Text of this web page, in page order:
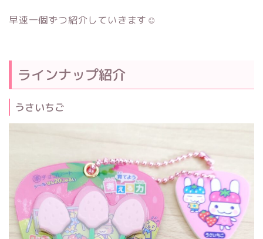
早速一個ずつ紹介していきます☺
ラインナップ紹介
うさいちご